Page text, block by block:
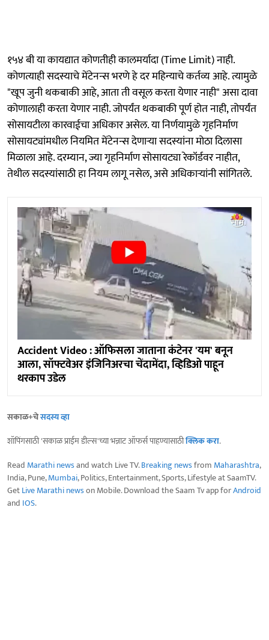
१५४ बी या कायद्यात कोणतीही कालमर्यादा (Time Limit) नाही.
कोणत्याही सदस्याचे मेंटेनन्स भरणे हे दर महिन्याचे कर्तव्य आहे. त्यामुळे
"खूप जुनी थकबाकी आहे, आता ती वसूल करता येणार नाही" असा दावा
कोणालाही करता येणार नाही. जोपर्यंत थकबाकी पूर्ण होत नाही, तोपर्यंत
सोसायटीला कारवाईचा अधिकार असेल. या निर्णयामुळे गृहनिर्माण
सोसायट्यांमधील नियमित मेंटेनन्स देणाऱ्या सदस्यांना मोठा दिलासा
मिळाला आहे. दरम्यान, ज्या गृहनिर्माण सोसायट्या रेकॉर्डवर नाहीत,
तेथील सदस्यांसाठी हा नियम लागू नसेल, असे अधिकाऱ्यांनी सांगितले.
Accident Video : ऑफिसला जाताना कंटेनर 'यम' बनून
आला, सॉफ्टवेअर इंजिनिअरचा चेंदामेंदा, व्हिडिओ पाहून
थरकाप उडेल
सकाळ+चेसदस्य व्हा
शॉपिंगसाठी 'सकाळ प्राईम डील्स'च्या भन्नाट ऑफर्स पाहण्यासाठीक्लिक करा.
Read Marathi newsand watch Live TV.Breaking newsfrom Maharashtra,
India, Pune,Mumbai, Politics, Entertainment, Sports, Lifestyle at SaamTV.
GetLive Marathi newson Mobile. Download the Saam Tv app forAndroid
and IOS.